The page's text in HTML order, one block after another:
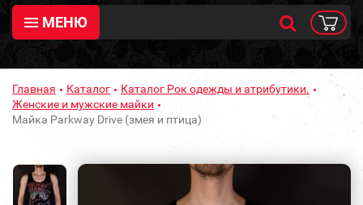
МЕНЮ
Главная Каталог
Каталог Рок одежды и атрибутики.
Женские и мужские майки
Майка Parkway Drive (змея и птица)